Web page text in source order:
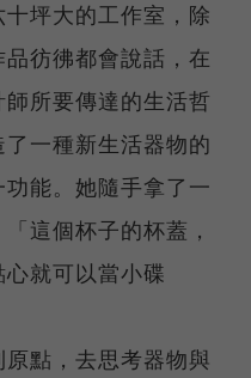
坪大的工作室，除
彷彿都會說話，在
所要傳達的生活哲
一種新生活器物的
能。她隨手拿了一
這個杯子的杯蓋，
就可以當小碟
原點，去思考器物與